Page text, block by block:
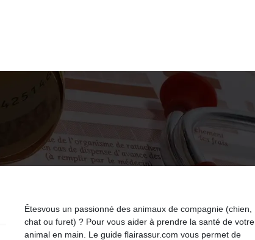
Êtesvous un passionné des animaux de compagnie (chien,
chat ou furet) ? Pour vous aider à prendre la santé de votre
animal en main. Le guide flairassur.com vous permet de